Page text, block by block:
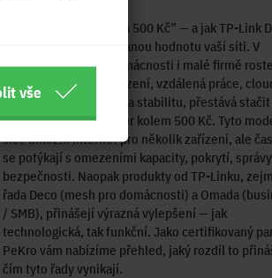
Proč nestačí “router za 500 Kč” — a jak TP-Link
a Omada dodávají přidanou hodnotu vaší síti. V
dnešní době, kdy v domácnosti i malé firmě roste
počet připojených zařízení, vzdálená práce,
správa a vyšší nároky na stabilitu, přestává stačit
levný bezdrátový router kolem 500 Kč. Tyto
sice umožní internet pro několik zařízení, ale
se potýkají s omezeními kapacity, pokrytí,
bezpečnosti. Naopak produkty od TP-Linku,
řada Deco (mesh pro domácnosti) a Omada
/ SMB), přinášejí výrazná vylepšení — jak
technologická, tak funkční. Jako certifikovaný
PeKro vám nabízíme přehled, jaký rozdíl to
čím tyto řady vynikají.
vše